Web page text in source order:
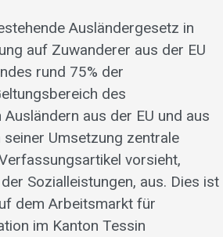
Ausländergesetz in
auf Zuwanderer aus der EU
rund 75% der
des
aus der EU und aus
Umsetzung zentrale
vorsieht,
Sozialleistungen, aus. Dies ist
dem Arbeitsmarkt für
im Kanton Tessin